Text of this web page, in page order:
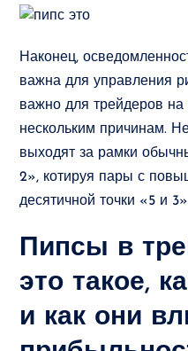
Наконец,
важна для управления
важно для трейдеров
нескольким причинам.
выходят за рамки
2», котируя пары с
десятичной точки «5 и
Пипсы в
это такое,
и как они